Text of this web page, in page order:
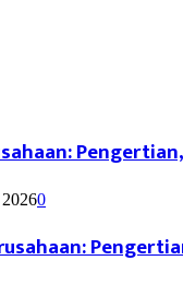
0